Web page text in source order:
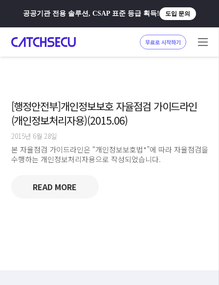
공공기관 전용 솔루션, CSAP 표준 등급 획득! 도입 문의
무료로 시작하기
[행정안전부]개인정보보호 자율점검 가이드라인
(개인정보처리자용)(2015.06)
2015년 6월 28일
본 자율점검 가이드라인은 “개인정보보호법*”에 따라 자율점검을
수행하는 개인정보처리자용으로 작성되었습니다.
READ MORE